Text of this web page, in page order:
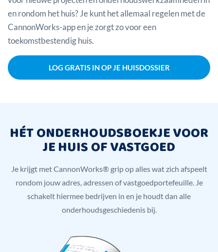
en rondom het huis? Je kunt het allemaal regelen met de
CannonWorks-app en je zorgt zo voor een
toekomstbestendig huis.
LOG GRATIS IN OP JE HUISDOSSIER
HÉT ONDERHOUDSBOEKJE VOOR
JE HUIS OF VASTGOED
Je krijgt met CannonWorks® grip op alles wat zich afspeelt
rondom jouw adres, adressen of vastgoedportefeuille. Je
schakelt hiermee bedrijven in en je houdt dan alle
onderhoudsgeschiedenis bij.